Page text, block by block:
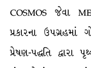
COSMOS જેવા
પ્રકારના
પ્રેષણ-પદ્ધતિ